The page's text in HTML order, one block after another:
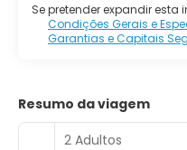
Se pretender expandir esta
Condições Gerais e
Garantias e Capitais
Resumo da viagem
2 Adultos